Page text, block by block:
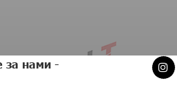
за нами -